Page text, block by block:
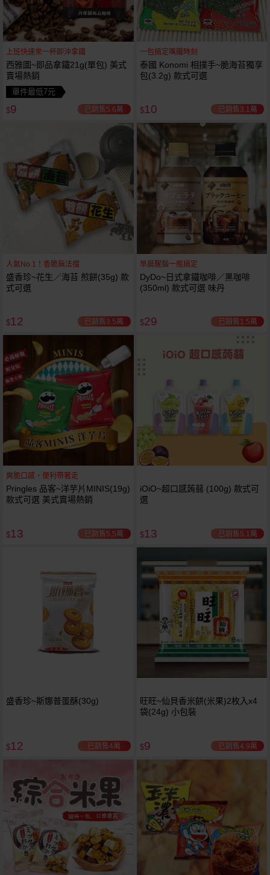
上班快速來一杯即沖拿鐵
西雅圖~即品拿鐵21g(單包) 美式
賣場熱銷
單件最低7元
$9 已銷售5.6萬
一包搞定嘴饞時刻
泰國 Konomi 相撲手~脆海苔獨享
包(3.2g) 款式可選
$10 已銷售3.1萬
人氣No.1！香脆無法擋
盛香珍~花生／海苔 煎餅(35g) 款
式可選
$12 已銷售3.5萬
早晨醒腦一瓶搞定
DyDo~日式拿鐵咖啡／黑咖啡
(350ml) 款式可選 味丹
$29 已銷售1.5萬
爽脆口感，便利帶著走
Pringles 品客~洋芋片MINIS(19g)
款式可選 美式賣場熱銷
$13 已銷售5.5萬
iOiO~超口感蒟蒻 (100g) 款式可
選
$13 已銷售5.1萬
盛香珍~斯娜普蛋酥(30g)
$12 已銷售4萬
旺旺~仙貝香米餅(米果)2枚入x4
袋(24g) 小包裝
$9 已銷售4.9萬